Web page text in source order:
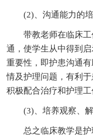
(2)、沟通能力的
带教老师在临床
通，使学生从中得到
重要性，即护患沟通
情及护理问题，有利
积极配合治疗和护理工
(3)、培养观察、
总之临床教学是